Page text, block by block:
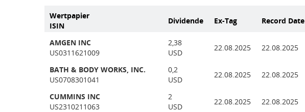
Wertpapier
ISIN
Dividende Ex-Tag Record Date
AMGEN INC
US0311621009
2,38
USD
22.08.2025 22.08.2025
BATH & BODY WORKS, INC.
US0708301041
0,2
USD
22.08.2025 22.08.2025
CUMMINS INC
US2310211063
2
USD
22.08.2025 22.08.2025